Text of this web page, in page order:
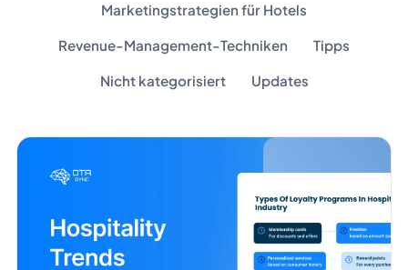
Marketingstrategien für Hotels
Revenue-Management-Techniken Tipps
Nicht kategorisiert Updates